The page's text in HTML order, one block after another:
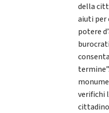
della
aiuti per
potere
verifichi